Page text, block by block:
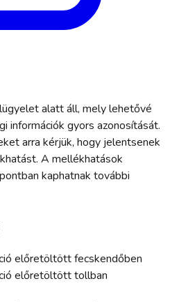
alatt áll, mely lehetővé
információk gyors azonosítását.
arra kérjük, hogy jelentsenek
A mellékhatások
kaphatnak további
előretöltött fecskendőben
előretöltött tollban